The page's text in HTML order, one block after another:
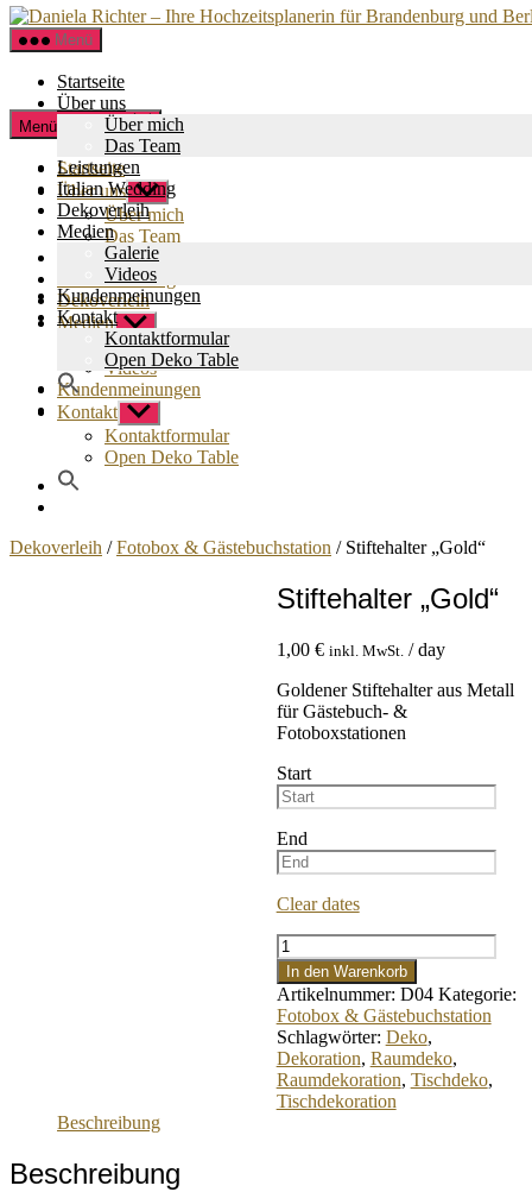
Zum
Inhalt
springen
Menü
Startseite
Über uns
Über mich
Das Team
Leistungen
Italian Wedding
Dekoverleih
Medien
Galerie
Videos
Kundenmeinungen
Kontakt
Kontaktformular
Open Deko Table
Menü schließen
Startseite
Über uns Untermenü
anzeigen
Über mich
Das Team
Leistungen
Italian Wedding
Dekoverleih
Medien Untermenü
anzeigen
Galerie
Videos
Kundenmeinungen
Kontakt Untermenü
anzeigen
Kontaktformular
Open Deko Table
Dekoverleih /Fotobox & Gästebuchstation / Stiftehalter „Gold“
Stiftehalter „Gold“
1,00 € inkl. MwSt. / day
Goldener Stiftehalter aus Metall
für Gästebuch- &
Fotoboxstationen
Start
End
Clear dates
Stiftehalter
"Gold"
Menge
In den Warenkorb
Artikelnummer: D04 Kategorie:
Fotobox & Gästebuchstation
Schlagwörter: Deko,
Dekoration, Raumdeko,
Raumdekoration, Tischdeko,
Tischdekoration
Beschreibung
Beschreibung